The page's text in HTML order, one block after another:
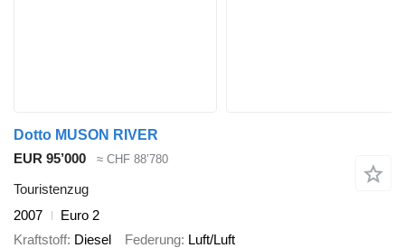
Dotto MUSON RIVER
EUR 95’000
≈ CHF 88’780
Touristenzug
2007
Euro 2
Kraftstoff Diesel Federung Luft/Luft